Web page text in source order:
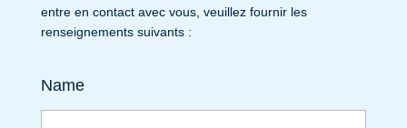
entre en contact avec vous, veuillez fournir les
renseignements suivants :
Name